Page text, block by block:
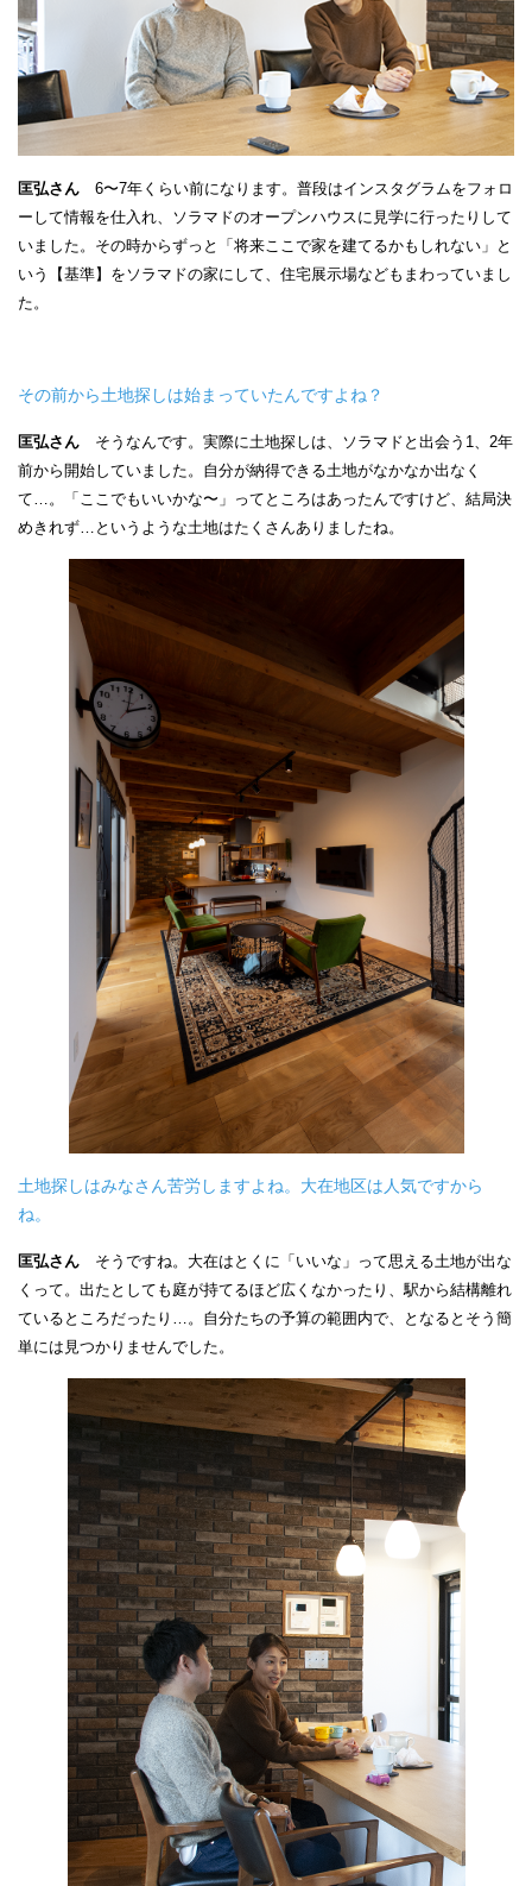
匡弘さん
6〜7年くらい前になります。普段はインスタグラムをフォロ
ーして情報を仕入れ、ソラマドのオープンハウスに見学に行ったりして
いました。その時からずっと「将来ここで家を建てるかもしれない」と
いう【基準】をソラマドの家にして、住宅展示場などもまわっていまし
た。
その前から土地探しは始まっていたんですよね？
匡弘さん
そうなんです。実際に土地探しは、ソラマドと出会う1、2年
前から開始していました。自分が納得できる土地がなかなか出なく
て…。「ここでもいいかな〜」ってところはあったんですけど、結局決
めきれず…というような土地はたくさんありましたね。
土地探しはみなさん苦労しますよね。大在地区は人気ですから
ね。
匡弘さん
そうですね。大在はとくに「いいな」って思える土地が出な
くって。出たとしても庭が持てるほど広くなかったり、駅から結構離れ
ているところだったり…。自分たちの予算の範囲内で、となるとそう簡
単には見つかりませんでした。